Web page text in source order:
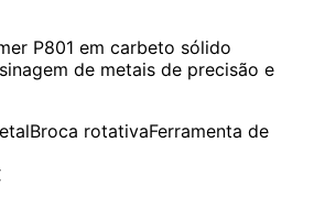
P801 em carbeto sólido
de metais de precisão e
Broca rotativaFerramenta de